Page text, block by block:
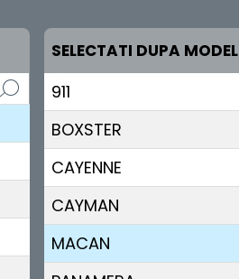
SELECTATI DUPA MODEL
911
BOXSTER
CAYENNE
CAYMAN
MACAN